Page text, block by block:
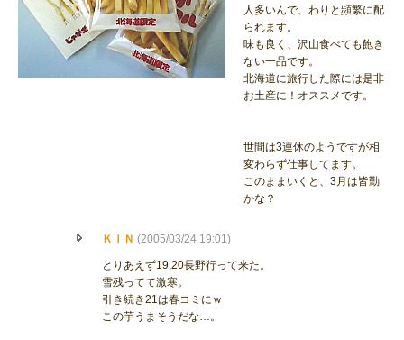
人多いんで、わりと頻繁に配
られます。
味も良く、沢山食べても飽き
ない一品です。
北海道に旅行した際には是非
お土産に！オススメです。
世間は3連休のようですが相
変わらず仕事してます。
このままいくと、3月は皆勤
かな？
ＫＩＮ (2005/03/24 19:01)
とりあえず19,20長野行って来た。
雪残ってて激寒。
引き続き21は春コミにｗ
この芋うまそうだな…。